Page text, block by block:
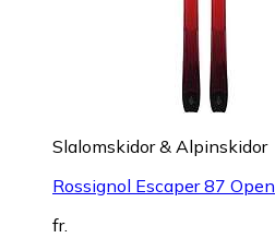
Slalomskidor & Alpinskidor
Rossignol Escaper 87 Open
fr.